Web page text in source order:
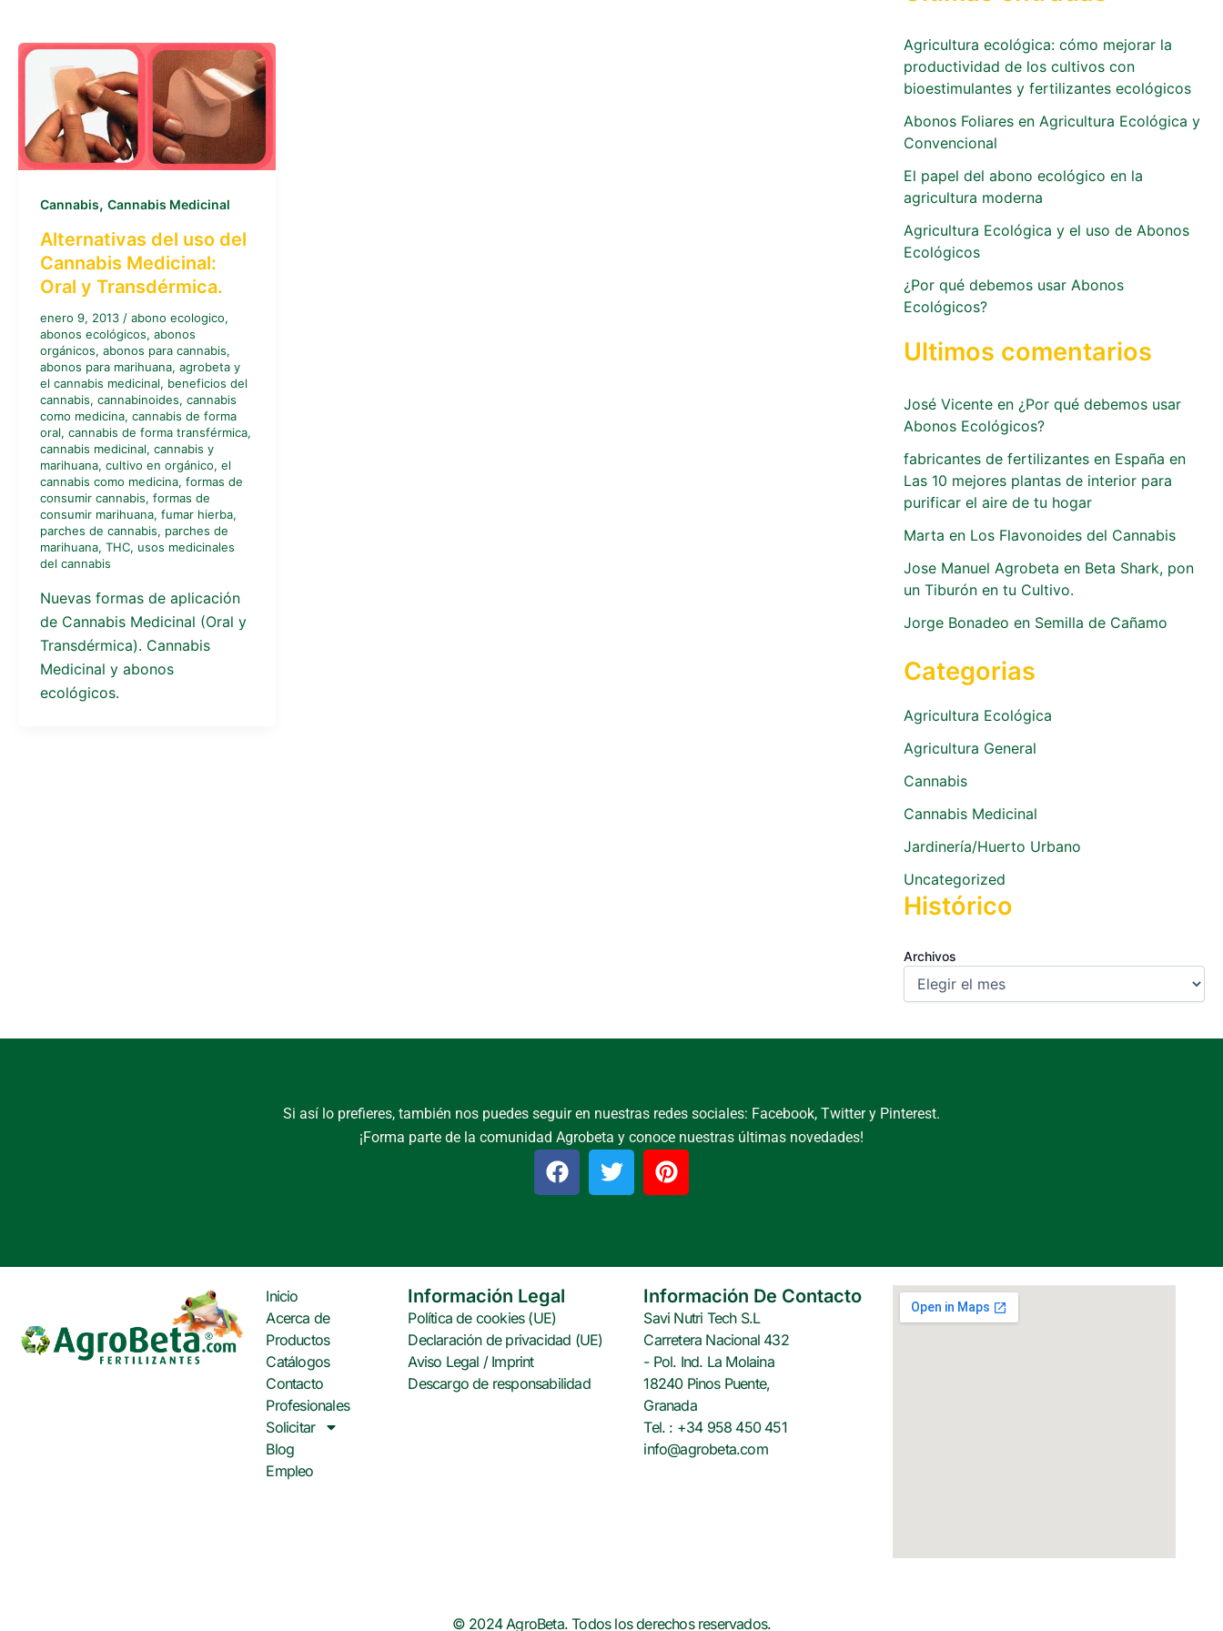
Cannabis, Cannabis Medicinal
Alternativas del uso del
Cannabis Medicinal:
Oral y Transdérmica.
enero 9, 2013 / abono ecologico,
abonos ecológicos, abonos
orgánicos, abonos para cannabis,
abonos para marihuana, agrobeta y
el cannabis medicinal, beneficios del
cannabis, cannabinoides, cannabis
como medicina, cannabis de forma
oral, cannabis de forma transférmica,
cannabis medicinal, cannabis y
marihuana, cultivo en orgánico, el
cannabis como medicina, formas de
consumir cannabis, formas de
consumir marihuana, fumar hierba,
parches de cannabis, parches de
marihuana, THC, usos medicinales
del cannabis
Nuevas formas de aplicación
de Cannabis Medicinal (Oral y
Transdérmica). Cannabis
Medicinal y abonos
ecológicos.
Agricultura ecológica: cómo mejorar la
productividad de los cultivos con
bioestimulantes y fertilizantes ecológicos
Abonos Foliares en Agricultura Ecológica y
Convencional
El papel del abono ecológico en la
agricultura moderna
Agricultura Ecológica y el uso de Abonos
Ecológicos
¿Por qué debemos usar Abonos
Ecológicos?
Ultimos comentarios
José Vicenteen ¿Por qué debemos usar
Abonos Ecológicos?
fabricantes de fertilizantes en España en
Las 10 mejores plantas de interior para
purificar el aire de tu hogar
Marta en Los Flavonoides del Cannabis
Jose Manuel Agrobeta en Beta Shark, pon
un Tiburón en tu Cultivo.
Jorge Bonadeo en Semilla de Cañamo
Categorias
Agricultura Ecológica
Agricultura General
Cannabis
Cannabis Medicinal
Jardinería/Huerto Urbano
Uncategorized
Histórico
Archivos
Si así lo prefieres, también nos puedes seguir en nuestras redes sociales: Facebook, Twitter y Pinterest.
¡Forma parte de la comunidad Agrobeta y conoce nuestras últimas novedades!
F
a
o
o
k
T
w
e
P
i
r
e
s
t
Inicio
Acerca de
Productos
Catálogos
Contacto
Profesionales
Solicitar
Blog
Empleo
Información Legal
Política de cookies (UE)
Declaración de privacidad (UE)
Aviso Legal / Imprint
Descargo de responsabilidad
Información De Contacto
Savi Nutri Tech S.L
Carretera Nacional 432
- Pol. Ind. La Molaina
18240 Pinos Puente,
Granada
Tel. : +34 958 450 451
info@agrobeta.com
© 2024 AgroBeta. Todos los derechos reservados.